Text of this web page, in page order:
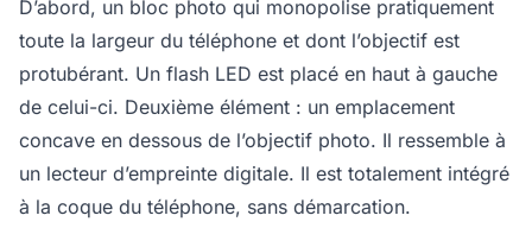
D’abord, un bloc photo qui monopolise pratiquement
toute la largeur du téléphone et dont l’objectif est
protubérant. Un flash LED est placé en haut à gauche
de celui-ci. Deuxième élément : un emplacement
concave en dessous de l’objectif photo. Il ressemble à
un lecteur d’empreinte digitale. Il est totalement intégré
à la coque du téléphone, sans démarcation.